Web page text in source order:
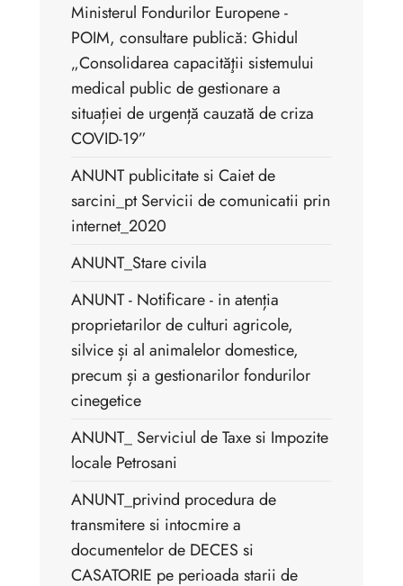
Ministerul Fondurilor Europene -
POIM, consultare publică: Ghidul
„Consolidarea capacităţii sistemului
medical public de gestionare a
situației de urgență cauzată de criza
COVID-19”
ANUNT publicitate si Caiet de
sarcini_pt Servicii de comunicatii prin
internet_2020
ANUNT_Stare civila
ANUNT - Notificare - in atenția
proprietarilor de culturi agricole,
silvice și al animalelor domestice,
precum și a gestionarilor fondurilor
cinegetice
ANUNT_ Serviciul de Taxe si Impozite
locale Petrosani
ANUNT_privind procedura de
transmitere si intocmire a
documentelor de DECES si
CASATORIE pe perioada starii de